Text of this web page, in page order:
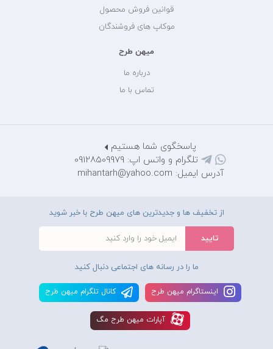
قوانین فروش محصول
موکاپ های فروشندگان
میهن طرح
درباره ما
تماس با ما
پاسخگوی شما هستیم
تلگرام و واتس اپ: 09128509979
آدرس ایمیل: mihantarh@yahoo.com
از تخفیف ها و جدیدترین های میهن طرح با خبر شوید
ما را در رسانه های اجتماعی دنبال کنید
اينستاگرام ميهن طرح کانال تلگرام ميهن طرح
آپارات ميهن طرح مگ